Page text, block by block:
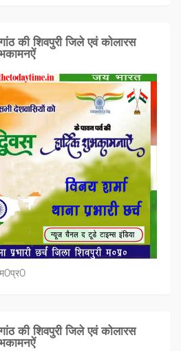
की शिवपुरी जिले एवं कोलारस
म0प्र0
की शिवपुरी जिले एवं कोलारस